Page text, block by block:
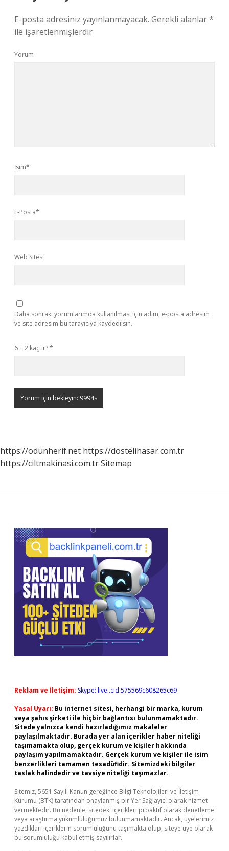
E-posta adresiniz yayınlanmayacak. Gerekli alanlar*
ile işaretlenmişlerdir
Yorum
İsim*
E-Posta*
Web Sitesi
Daha sonraki yorumlarımda kullanılması için adım, e-posta adresim
ve site adresim bu tarayıcıya kaydedilsin.
6 + 2 kaçtır?*
https://odunherif.net https://dostelihasar.com.tr
https://ciltmakinasi.com.trSitemap
Sidebar
Reklam ve İletişim: Skype: live:.cid.575569c608265c69
Yasal Uyarı: Bu internet sitesi, herhangi bir marka, kurum
veya şahıs şirketi ile hiçbir bağlantısı bulunmamaktadır.
Sitede yalnızca kendi hazırladığımız makaleler
paylaşılmaktadır. Burada yer alan içerikler haber niteliği
taşımamakta olup, gerçek kurum ve kişiler hakkında
paylaşım yapılmamaktadır. Gerçek kurum ve kişiler ile isim
benzerlikleri tamamen tesadüfidir. Sitemizdeki bilgiler
taslak halindedir ve tavsiye niteliği taşımazlar.
Sitemiz, 5651 Sayılı Kanun gereğince Bilgi Teknolojileri ve İletişim
Kurumu (BTK) tarafından onaylanmış bir Yer Sağlayıcı olarak hizmet
vermektedir. Bu nedenle, sitedeki içerikleri proaktif olarak denetleme
veya araştırma yükümlülüğümüz bulunmamaktadır. Ancak, üyelerimiz
yazdıkları içeriklerin sorumluluğunu taşımakta olup, siteye üye olarak
bu sorumluluğu kabul etmiş sayılırlar.